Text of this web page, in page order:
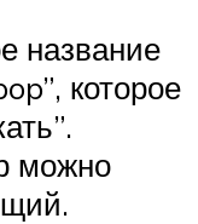
название
которое
можно